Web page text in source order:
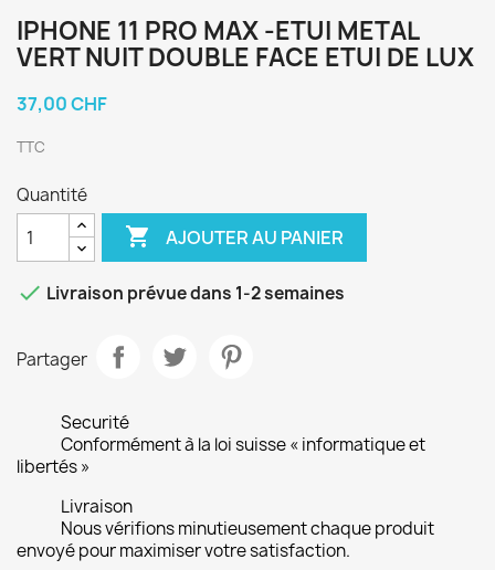
IPHONE 11 PRO MAX -ETUI METAL
VERT NUIT DOUBLE FACE ETUI DE LUX
37,00 CHF
TTC
Quantité
 AJOUTER AU PANIER
 Livraison prévue dans 1-2 semaines
Partager
Securité
Conformément à la loi suisse « informatique et
libertés »
Livraison
Nous vérifions minutieusement chaque produit
envoyé pour maximiser votre satisfaction.